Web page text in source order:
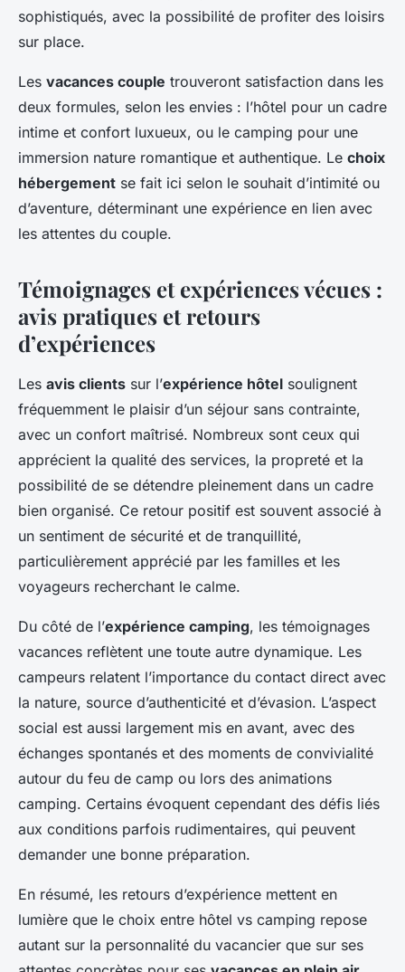
sophistiqués, avec la possibilité de profiter des loisirs
sur place.
Les vacances couple trouveront satisfaction dans les
deux formules, selon les envies : l’hôtel pour un cadre
intime et confort luxueux, ou le camping pour une
immersion nature romantique et authentique. Le choix
hébergement se fait ici selon le souhait d’intimité ou
d’aventure, déterminant une expérience en lien avec
les attentes du couple.
Témoignages et expériences vécues :
avis pratiques et retours
d’expériences
Les avis clients sur l’expérience hôtel soulignent
fréquemment le plaisir d’un séjour sans contrainte,
avec un confort maîtrisé. Nombreux sont ceux qui
apprécient la qualité des services, la propreté et la
possibilité de se détendre pleinement dans un cadre
bien organisé. Ce retour positif est souvent associé à
un sentiment de sécurité et de tranquillité,
particulièrement apprécié par les familles et les
voyageurs recherchant le calme.
Du côté de l’expérience camping, les témoignages
vacances reflètent une toute autre dynamique. Les
campeurs relatent l’importance du contact direct avec
la nature, source d’authenticité et d’évasion. L’aspect
social est aussi largement mis en avant, avec des
échanges spontanés et des moments de convivialité
autour du feu de camp ou lors des animations
camping. Certains évoquent cependant des défis liés
aux conditions parfois rudimentaires, qui peuvent
demander une bonne préparation.
En résumé, les retours d’expérience mettent en
lumière que le choix entre hôtel vs camping repose
autant sur la personnalité du vacancier que sur ses